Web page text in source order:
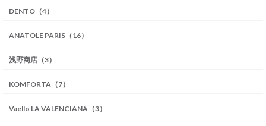
DENTO（4）
ANATOLE PARIS（16）
浅野商店（3）
KOMFORTA（7）
Vaello LA VALENCIANA（3）